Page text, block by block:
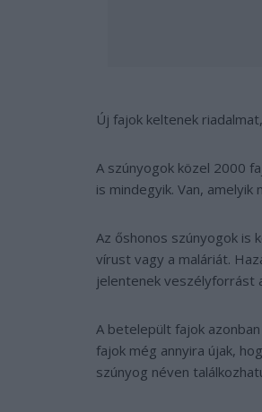
Új fajok keltenek
A szúnyogok közel 2000
is mindegyik. Van,
Az őshonos szúnyogok is
vírust vagy a maláriát.
jelentenek veszélyforrást
A betelepült fajok
fajok még annyira újak,
szúnyog néven